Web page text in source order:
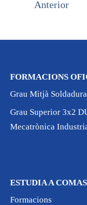
Anterior
FORMACIONS
Grau Mitjà
Grau Superior 3x2
Mecatrònica
ESTUDIA A
Formacions